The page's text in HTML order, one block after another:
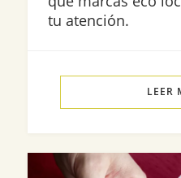
tu atención.
LEER